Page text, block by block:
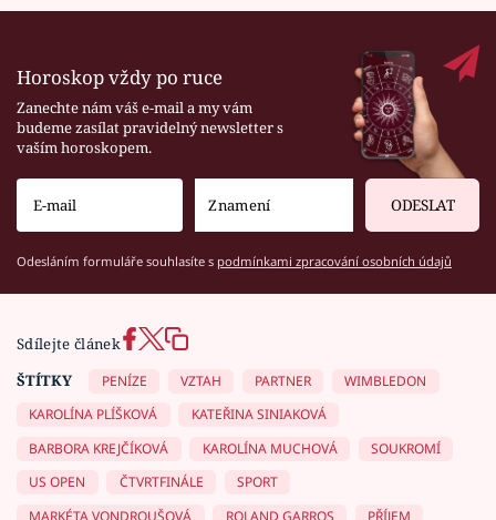
Horoskop vždy po ruce
Zanechte nám váš e-mail a my vám
budeme zasílat pravidelný newsletter s
vaším horoskopem.
ODESLAT
Odesláním formuláře souhlasíte s podmínkami zpracování osobních údajů
Sdílejte článek
ŠTÍTKY
PENÍZE VZTAH PARTNER
WIMBLEDON
KAROLÍNA PLÍŠKOVÁ
KATEŘINA SINIAKOVÁ
BARBORA KREJČÍKOVÁ
KAROLÍNA MUCHOVÁ
SOUKROMÍ
US OPEN
ČTVRTFINÁLE
SPORT
MARKÉTA VONDROUŠOVÁ
ROLAND GARROS
PŘÍJEM